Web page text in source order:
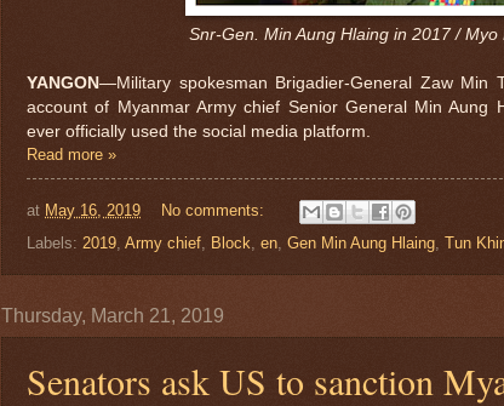
Snr-Gen. Min Aung Hlaing in 2017 /
YANGON—Military spokesman Brigadier-General Zaw Min
account of Myanmar Army chief Senior General Min Aung
ever officially used the social media platform.
Read more »
at May 16, 2019
No comments:
Labels: 2019 Army chief Block en Gen Min Aung Hlaing Tun
Thursday, March 21, 2019
Senators ask US to sanction